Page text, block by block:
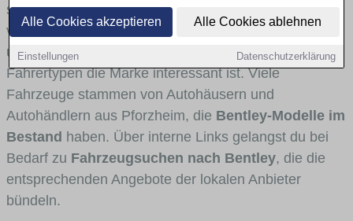
Alle Cookies akzeptieren Alle Cookies ablehnen
Einstellungen Datenschutzerklärung
skizzieren, in welchen Fahrzeugklassen Bentley stark
vertreten ist, welche Modellreihen häufig im Stadt-
und Umlandverkehr zu sehen sind und für welche
Fahrertypen die Marke interessant ist. Viele
Fahrzeuge stammen von Autohäusern und
Autohändlern aus Pforzheim, die Bentley-Modelle im
Bestand haben. Über interne Links gelangst du bei
Bedarf zu Fahrzeugsuchen nach Bentley, die die
entsprechenden Angebote der lokalen Anbieter
bündeln.